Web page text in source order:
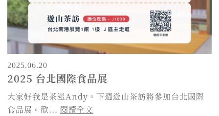
2025.06.20
2025 台北國際食品展
大家好我是茶迷Andy。下週遊山茶訪將參加台北國際
食品展。歡... 閱讀全文